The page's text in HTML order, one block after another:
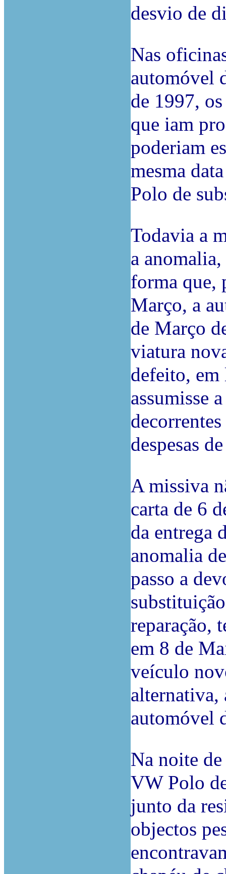
desvio de
Nas
automóvel
de 1997,
que iam
poderiam
mesma
Polo de
Todavia a
a
forma que,
Março, a
de Março
viatura
defeito,
assumisse
despesas
A missiva
carta de 6
da entrega
anomalia
passo a
reparação,
em 8 de
veículo
alternativa,
automóvel
Na noite
VW Polo
junto da
objectos